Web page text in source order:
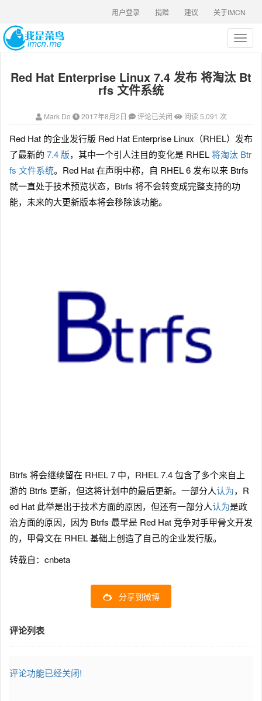
关于IMCN
建议
捐赠
用户登录
T
o
g
v
i
g
a
Red Hat Enterprise Linux 7.4 发布 将淘汰 Bt
rfs 文件系统
Mark Do 2017年8月2日 评论已关闭 阅读 5,091 次
Red Hat 的企业发行版 Red Hat Enterprise Linux（RHEL）发布
了最新的 7.4 版，其中一个引人注目的变化是 RHEL将淘汰 Btr
fs 文件系统。Red Hat 在声明中称，自 RHEL 6 发布以来 Btrfs
就一直处于技术预览状态，Btrfs 将不会转变成完整支持的功
能，未来的大更新版本将会移除该功能。
Btrfs 将会继续留在 RHEL 7 中，RHEL 7.4 包含了多个来自上
游的 Btrfs 更新，但这将计划中的最后更新。一部分人认为，R
ed Hat 此举是出于技术方面的原因，但还有一部分人认为是政
治方面的原因，因为 Btrfs 最早是 Red Hat 竞争对手甲骨文开发
的，甲骨文在 RHEL 基础上创造了自己的企业发行版。
转载自：cnbeta
分享到微博
评论列表
评论功能已经关闭!